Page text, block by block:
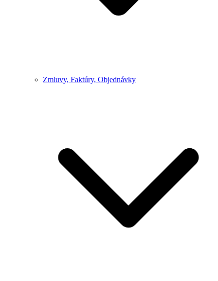
Zmluvy, Faktúry, Objednávky